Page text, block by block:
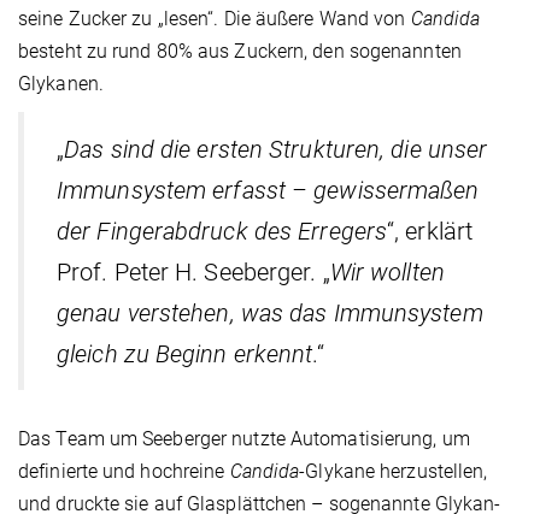
seine Zucker zu „lesen“. Die äußere Wand von Candida
besteht zu rund 80% aus Zuckern, den sogenannten
Glykanen.
„Das sind die ersten Strukturen, die unser
Immunsystem erfasst – gewissermaßen
der Fingerabdruck des Erregers“, erklärt
Prof. Peter H. Seeberger. „Wir wollten
genau verstehen, was das Immunsystem
gleich zu Beginn erkennt.“
Das Team um Seeberger nutzte Automatisierung, um
definierte und hochreine Candida-Glykane herzustellen,
und druckte sie auf Glasplättchen – sogenannte Glykan-